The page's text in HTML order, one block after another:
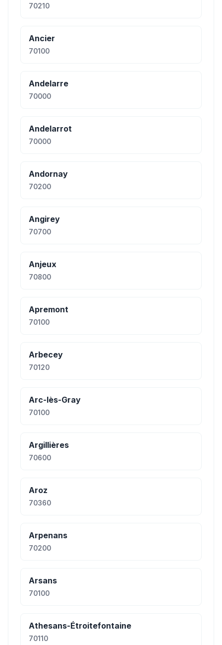
70210
Ancier
70100
Andelarre
70000
Andelarrot
70000
Andornay
70200
Angirey
70700
Anjeux
70800
Apremont
70100
Arbecey
70120
Arc-lès-Gray
70100
Argillières
70600
Aroz
70360
Arpenans
70200
Arsans
70100
Athesans-Étroitefontaine
70110